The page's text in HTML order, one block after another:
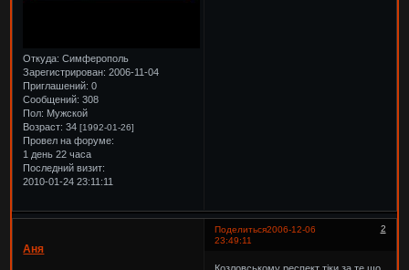
Откуда: Симферополь
Зарегистрирован: 2006-11-04
Приглашений: 0
Сообщений: 308
Пол: Мужской
Возраст: 34[1992-01-26]
Провел на форуме:
1 день 22 часа
Последний визит:
2010-01-24 23:11:11
Поделиться 2
2006-12-06
23:49:11
Аня